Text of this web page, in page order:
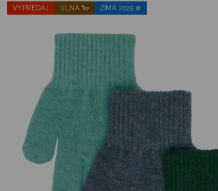
VÝPREDAJ VLNA 🐑 ZIMA 2025 ❄️